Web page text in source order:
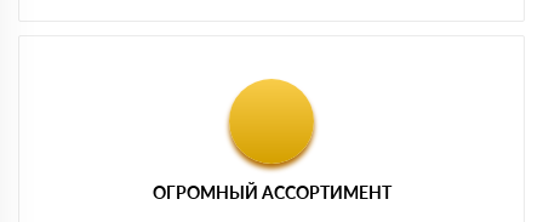
ОГРОМНЫЙ АССОРТИМЕНТ